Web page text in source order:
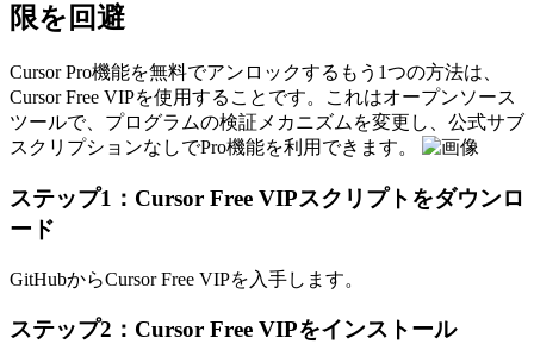
限を回避
Cursor Pro機能を無料でアンロックするもう1つの方法は、
Cursor Free VIPを使用することです。これはオープンソース
ツールで、プログラムの検証メカニズムを変更し、公式サブ
スクリプションなしでPro機能を利用できます。
ステップ1：Cursor Free VIPスクリプトをダウンロ
ード
GitHubからCursor Free VIPを入手します。
ステップ2：Cursor Free VIPをインストール